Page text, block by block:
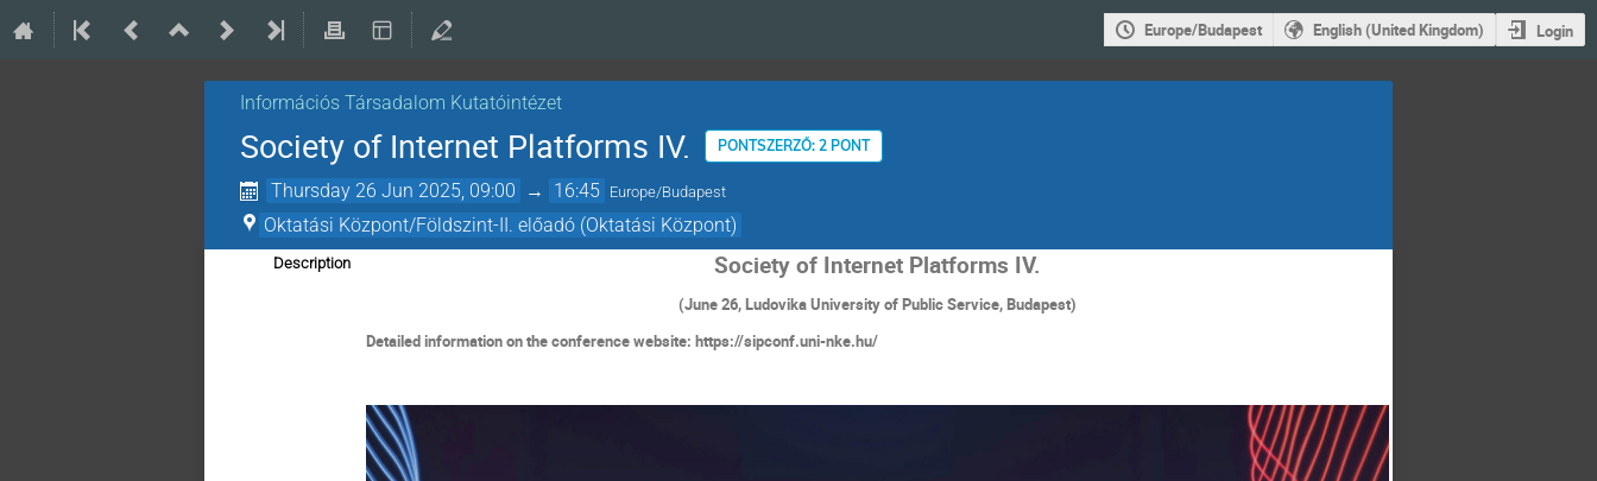
Europe/Budapest English (United Kingdom) Login
Információs Társadalom Kutatóintézet
Society of Internet Platforms IV. PONTSZERZŐ: 2 PONT
Thursday 26 Jun 2025, 09:00 → 16:45 Europe/Budapest
Oktatási Központ/Földszint-II. előadó (Oktatási Központ)
Description Society of Internet Platforms IV.
(June 26, Ludovika University of Public Service, Budapest)
Detailed information on the conference website: https://sipconf.uni-nke.hu/